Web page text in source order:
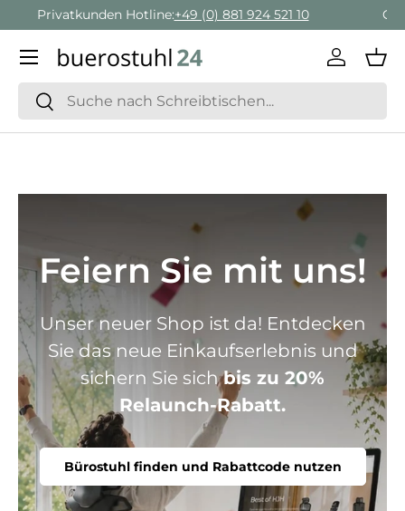
Direkt zum Inhalt
Geschäftskunden Beratung: + 49 (0) 881 924 521 22
Suchen
Suchen
Menü
Feiern Sie mit uns!
Unser neuer Shop ist da! Entdecken
Sie das neue Einkaufserlebnis und
sichern Sie sichbis zu 20%
Relaunch-Rabatt.
Bürostuhl finden und Rabattcode nutzen